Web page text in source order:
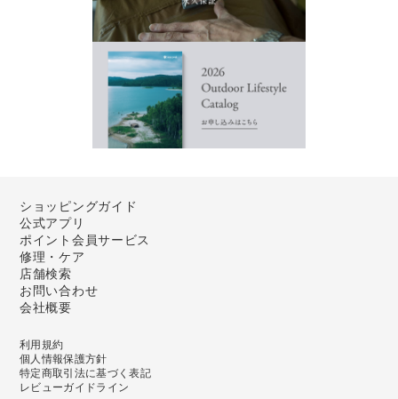
ショッピングガイド
公式アプリ
ポイント会員サービス
修理・ケア
店舗検索
お問い合わせ
会社概要
利用規約
個人情報保護方針
特定商取引法に基づく表記
レビューガイドライン